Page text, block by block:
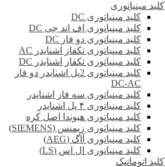
کلید مینیاتوری
کلید مینیاتوری DC
کلید مینیاتوری اف اند جی DC
کلید مینیاتوری دو فاز DC
کلید مینیاتوری تکفاز اشنایدر AC
کلید مینیاتوری تکفاز اشنایدر DC
کلید مینیاتوری 2پل اشنایدر دو فاز
DC-AC
کلید مینیاتوری سه فاز اشنایدر
کلید مینیاتوری ۴ پل اشنایدر
کلید مینیاتوری هیوندا اصل کره
کلید مینیاتوری زیمنس (SIEMENS)
کلید مینیاتوری آاگ (AEG)
کلید مینیاتوری ال اس (LS)
کلید اتوماتیک